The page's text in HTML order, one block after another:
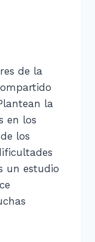
de la
la
en los
los
un estudio